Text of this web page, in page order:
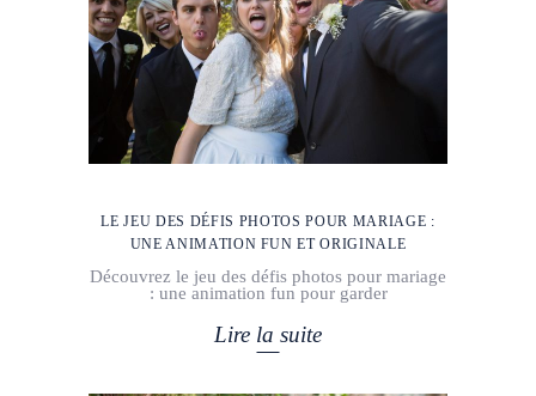
LE JEU DES DÉFIS PHOTOS POUR MARIAGE :
UNE ANIMATION FUN ET ORIGINALE
Découvrez le jeu des défis photos pour mariage
: une animation fun pour garder
Lire la suite